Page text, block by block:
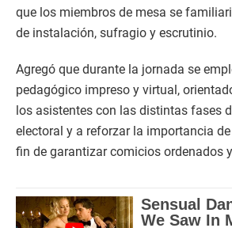
que los miembros de mesa se
de instalación, sufragio y escrutinio.
Agregó que durante la jornada se
pedagógico impreso y virtual,
los asistentes con las distintas fases
electoral y a reforzar la importancia
fin de garantizar comicios ordenados